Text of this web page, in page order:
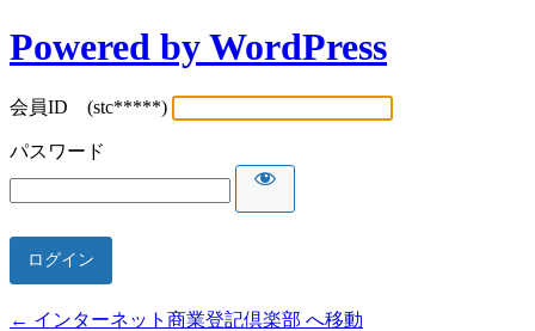
Powered by WordPress
会員ID (stc*****)
パスワード
← インターネット商業登記倶楽部 へ移動